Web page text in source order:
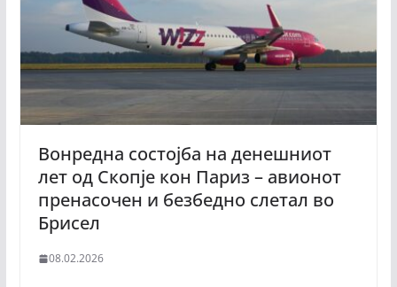
Вонредна состојба на денешниот
лет од Скопје кон Париз – авионот
пренасочен и безбедно слетал во
Брисел
08.02.2026